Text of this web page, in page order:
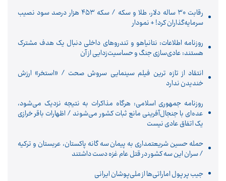
رقابت ۳۰ ساله دلار، طلا و سکه / سکه ۴۵۳ هزار درصد سود نصیب
سرمایه‌گذاران کرد! + نمودار
روزنامه اطلاعات: نتانیاهو و تندروهای داخلی دنبال یک هدف مشترک
هستند: عادی‌سازی جنگ و حساسیت‌زدایی از آن
انتقاد از تازه ترین فیلم سینمایی سروش صحت / «استخر» ارزش
خندیدن ندارد
روزنامه جمهوری اسلامی: هرگاه مذاکرات به نتیجه نزدیک می‌شود،
عده‌ای با جنجال‌آفرینی مانع ثبات کشور می‌شوند / اظهارات باقر خرازی
یک اتفاق عادی نیست
حمله حسین شریعتمداری به پیمان سه گانه پاکستان، عربستان و ترکیه
/ سران این سه کشور در قتل عام غزه دست داشتند
جیب پر پول اماراتی‌ها از ملی‌پوشان ایرانی